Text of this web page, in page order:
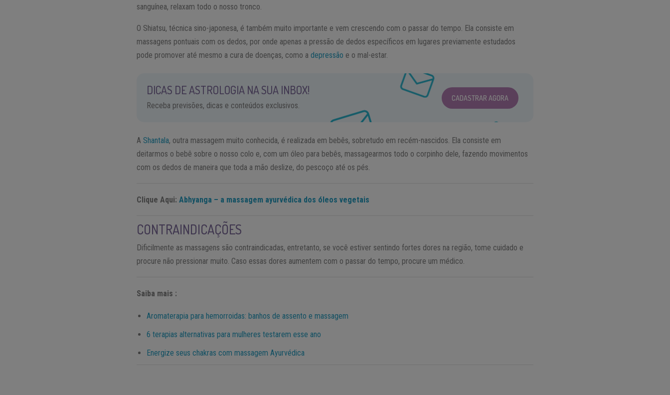
sanguínea, relaxam todo o nosso tronco.
O Shiatsu, técnica sino-japonesa, é também muito importante e vem crescendo com o passar do tempo. Ela consiste em
massagens pontuais com os dedos, por onde apenas a pressão de dedos específicos em lugares previamente estudados
pode promover até mesmo a cura de doenças, como adepressão e o mal-estar.
DICAS DE ASTROLOGIA NA SUA INBOX!
Receba previsões, dicas e conteúdos exclusivos.
CADASTRAR AGORA
A Shantala, outra massagem muito conhecida, é realizada em bebês, sobretudo em recém-nascidos. Ela consiste em
deitarmos o bebê sobre o nosso colo e, com um óleo para bebês, massagearmos todo o corpinho dele, fazendo movimentos
com os dedos de maneira que toda a mão deslize, do pescoço até os pés.
Clique Aqui:Abhyanga – a massagem ayurvédica dos óleos vegetais
CONTRAINDICAÇÕES
Dificilmente as massagens são contraindicadas, entretanto, se você estiver sentindo fortes dores na região, tome cuidado e
procure não pressionar muito. Caso essas dores aumentem com o passar do tempo, procure um médico.
Saiba mais :
Aromaterapia para hemorroidas: banhos de assento e massagem
6 terapias alternativas para mulheres testarem esse ano
Energize seus chakras com massagem Ayurvédica